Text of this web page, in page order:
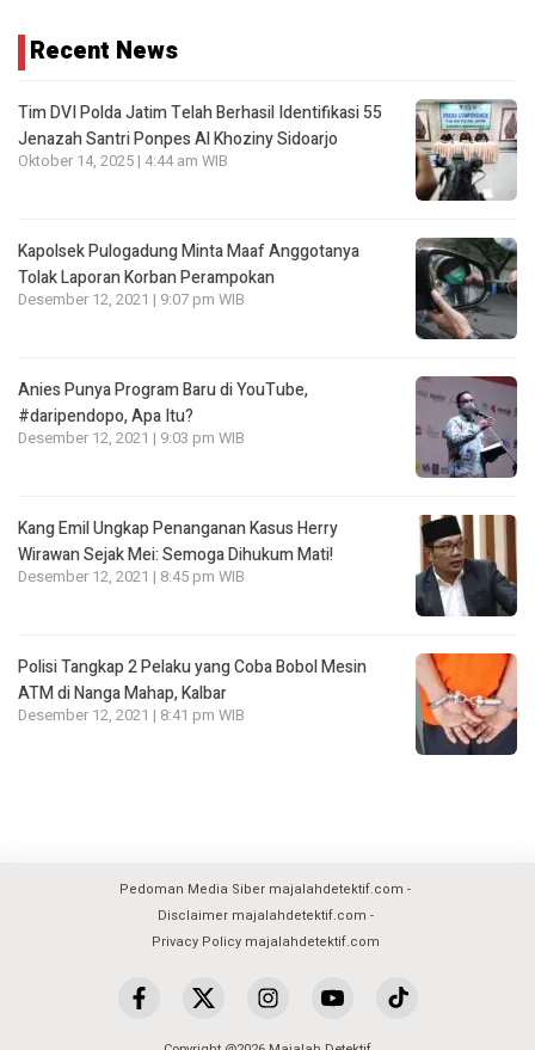
Recent News
Tim DVI Polda Jatim Telah Berhasil Identifikasi 55
Jenazah Santri Ponpes Al Khoziny Sidoarjo
Oktober 14, 2025 | 4:44 am WIB
Kapolsek Pulogadung Minta Maaf Anggotanya
Tolak Laporan Korban Perampokan
Desember 12, 2021 | 9:07 pm WIB
Anies Punya Program Baru di YouTube,
#daripendopo, Apa Itu?
Desember 12, 2021 | 9:03 pm WIB
Kang Emil Ungkap Penanganan Kasus Herry
Wirawan Sejak Mei: Semoga Dihukum Mati!
Desember 12, 2021 | 8:45 pm WIB
Polisi Tangkap 2 Pelaku yang Coba Bobol Mesin
ATM di Nanga Mahap, Kalbar
Desember 12, 2021 | 8:41 pm WIB
Pedoman Media Siber majalahdetektif.com
Disclaimer majalahdetektif.com
Privacy Policy majalahdetektif.com